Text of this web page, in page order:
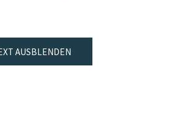
AUSBLENDEN